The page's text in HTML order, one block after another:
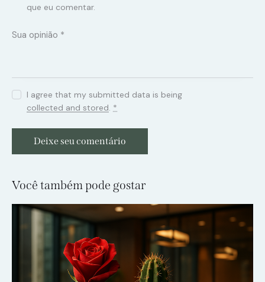
que eu comentar.
I agree that my submitted data is being
collected and stored. *
Você também pode gostar